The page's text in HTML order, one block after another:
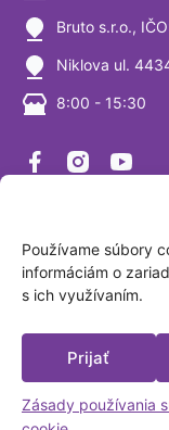
Používame súbory
informáciám o
s ich využívaním.
Prijať
Zásady používania
váhy a vážiace
predaju digitálnych
presvedčení, že
Sereď, Slovensko
Bruto s.r.o.,
Niklova ul.
8:00 - 15:30